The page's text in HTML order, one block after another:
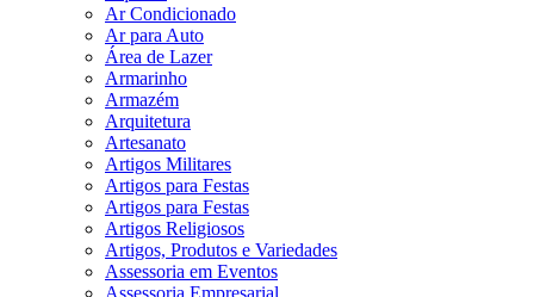
Ar Condicionado
Ar para Auto
Área de Lazer
Armarinho
Armazém
Arquitetura
Artesanato
Artigos Militares
Artigos para Festas
Artigos para Festas
Artigos Religiosos
Artigos, Produtos e Variedades
Assessoria em Eventos
Assessoria Empresarial